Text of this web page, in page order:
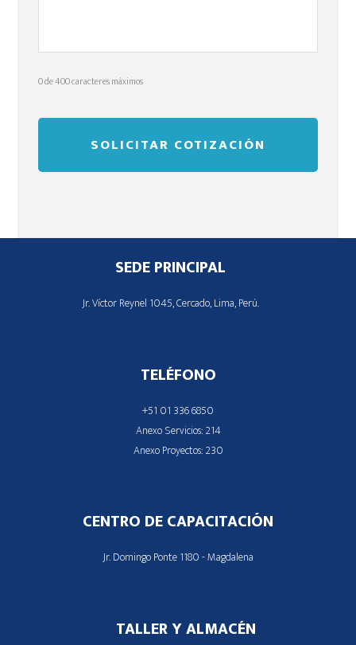
0 de 400 caracteres máximos
Footer SEDE PRINCIPAL
Jr. Víctor Reynel 1045, Cercado, Lima, Perú.
TELÉFONO
+51 01 336 6850
Anexo Servicios: 214
Anexo Proyectos: 230
CENTRO DE CAPACITACIÓN
Jr. Domingo Ponte 1180 - Magdalena
TALLER Y ALMACÉN